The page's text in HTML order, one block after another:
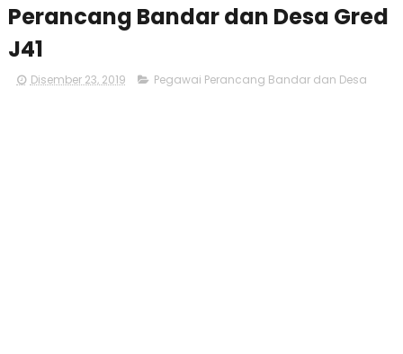
Perancang Bandar dan Desa Gred
J41
Disember 23, 2019 Pegawai Perancang Bandar dan Desa